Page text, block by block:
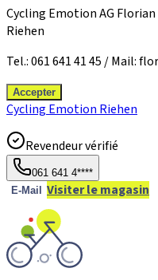
Cycling Emotion AG
Riehen
Tel.: 061 641 41 45 / Mail:
Accepter
Cycling Emotion Riehen
Revendeur vérifié
061 641 4****
E-Mail Visiter le magasin